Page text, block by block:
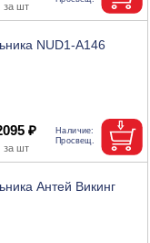
NUD1-A146
₽
Антей Викинг